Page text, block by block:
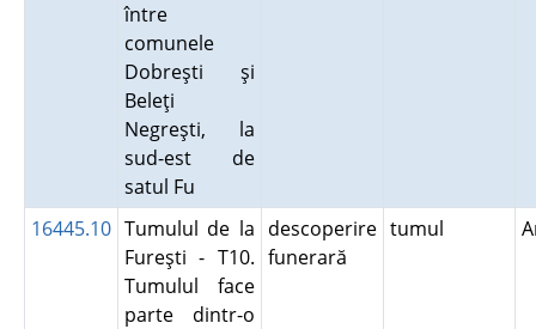
între
comunele
Dobreşti şi
Beleţi
Negreşti, la
sud-est de
satul Fu
16445.10 Tumulul de la
Fureşti - T10.
Tumulul face
parte dintr-o
descoperire
funerară
tumul